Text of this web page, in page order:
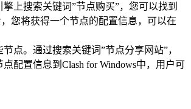
上搜索关键词”节点购买”，您可以找到
您将获得一个节点的配置信息，可以在
点。通过搜索关键词”节点分享网站”，
配置信息到Clash for Windows中，用户可